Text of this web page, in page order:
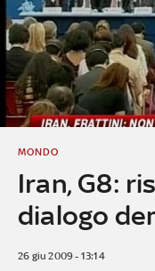
Iran, G8:
dialogo
MONDO
26 giu 2009 - 13:14